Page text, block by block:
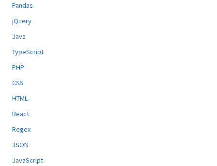
Pandas
jQuery
Java
TypeScript
PHP
CSS
HTML
React
Regex
JSON
JavaScript